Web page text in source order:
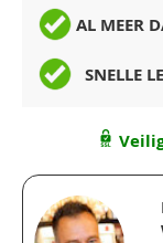
AL MEER
SNELLE